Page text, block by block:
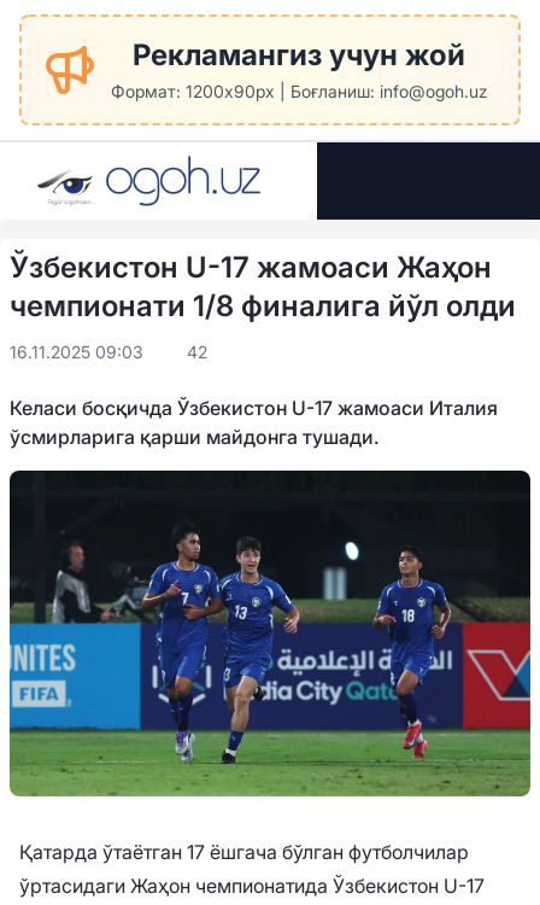
Рекламангиз учун жой
Формат: 1200x90px | Боғланиш: info@ogoh.uz
Ўзбекистон U-17 жамоаси Жаҳон
чемпионати 1/8 финалига йўл олди
16.11.2025 09:03 42
Келаси босқичда Ўзбекистон U-17 жамоаси Италия
ўсмирларига қарши майдонга тушади.
Қатарда ўтаётган 17 ёшгача бўлган футболчилар
ўртасидаги Жаҳон чемпионатида Ўзбекистон U-17